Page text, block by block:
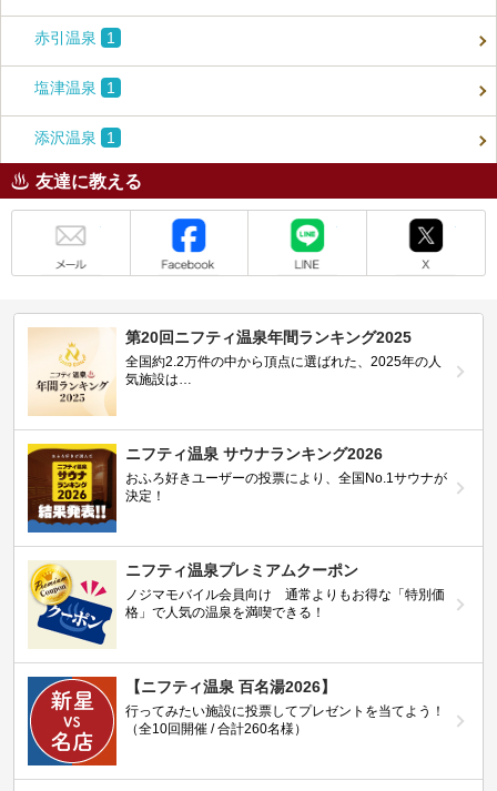
赤引温泉 1
塩津温泉 1
添沢温泉 1
友達に教える
第20回ニフティ温泉年間ランキング2025
全国約2.2万件の中から頂点に選ばれた、2025年の人
気施設は…
ニフティ温泉 サウナランキング2026
おふろ好きユーザーの投票により、全国No.1サウナが
決定！
ニフティ温泉プレミアムクーポン
ノジマモバイル会員向け 通常よりもお得な「特別価
格」で人気の温泉を満喫できる！
【ニフティ温泉 百名湯2026】
行ってみたい施設に投票してプレゼントを当てよう！
（全10回開催 / 合計260名様）